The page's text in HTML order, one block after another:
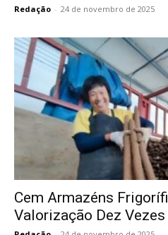
Redação - 24 de novembro de 2025
Cem Armazéns
Valorização Dez